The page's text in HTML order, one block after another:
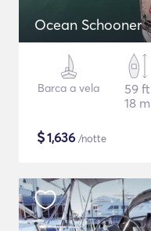
Ocean Schooner
Barca a vela
59 ft
18 m
$1,636 /notte